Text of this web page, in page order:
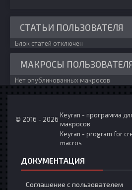
СТАТЬИ ПОЛЬЗОВАТЕЛЯ
Блок статей отключен
МАКРОСЫ
Нет опубликованных макросов
© 2016 - 2026
Keyran - программа
макросов
Keyran - program for
macros
ДОКУМЕНТАЦИЯ
Соглашение с пользователем